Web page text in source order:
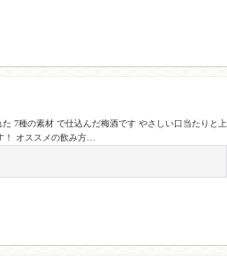
7種の素材 で仕込んだ梅酒です やさしい口当たりと上
オススメの飲み方…